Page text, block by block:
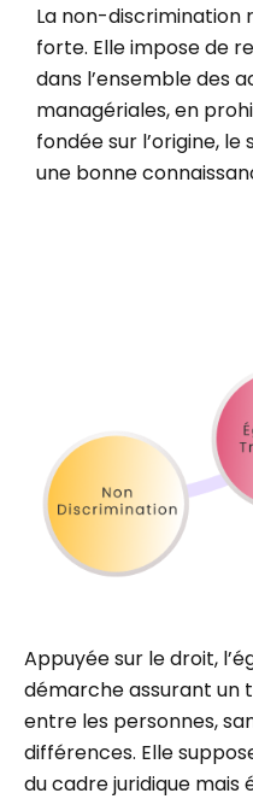
La non-discrimination
forte. Elle impose de
dans l’ensemble des
managériales, en
fondée sur l’origine, le
une bonne
Appuyée sur le droit,
démarche assurant
entre les personnes,
différences. Elle
du cadre juridique mais